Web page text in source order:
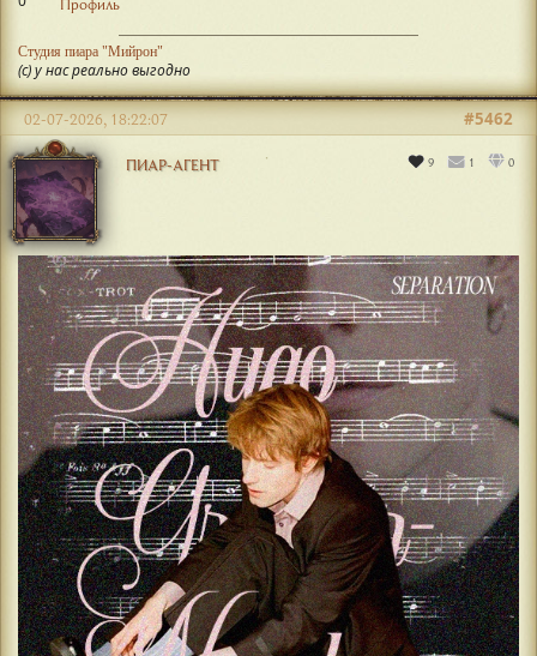
Студия пиара "Мийрон"
(с) у нас реально выгодно
ПИАР-АГЕНТ 9 1 0
#5462
02-07-2026, 18:22:07